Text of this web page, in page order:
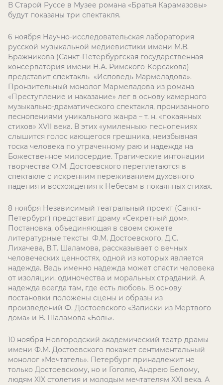
В Старой Руссе в Музее романа «Братья Карамазовы»
будут показаны три спектакля.
6 ноября Научно-исследовательская лаборатория
русской музыкальной медиевистики имени М.В.
Бражникова (Санкт-Петербургская государственная
консерватория имени Н.А. Римского-Корсакова)
представит спектакль «Исповедь Мармеладова».
Пронзительный монолог Мармеладова из романа
«Преступление и наказание» лег в основу камерного
музыкально-драматического спектакля, пронизанного
песнопениями уникального жанра – т. н. «покаянных
стихов» XVII века. В этих «умиленных» песнопениях
слышится голос кающегося грешника, неизбывная
тоска человека по утраченному раю и надежда на
Божественное милосердие. Трагические интонации
творчества Ф.М. Достоевского переплетаются в
спектакле с искренним переживанием духовного
падения и восхождения к Небесам в покаянных стихах.
8 ноября Независимый театральный проект (Санкт-
Петербург) представит драму «Секретный дом».
Постановка, объединяющая в своем сюжете
литературные тексты Ф.М. Достоевского, Д.С.
Лихачева, В.Т. Шаламова, рассказывает о вечных
человеческих ценностях, одной из которых является
надежда. Ведь именно надежда может спасти человека
от изоляции, одиночества и моральных страданий. А
надежда всегда там, где есть любовь. В основу
постановки положены сцены и образы из
произведений Ф. Достоевского «Записки из Мертвого
дома» и В. Шаламова «Боль».
10 ноября Новгородский академический театр драмы
имени Ф.М. Достоевского покажет сентиментальный
монолог «Мечтатель». Петербург принадлежит не
только Достоевскому, но и Гоголю, Андрею Белому,
людям XIX столетия и молодым мечтателям XXI века. А